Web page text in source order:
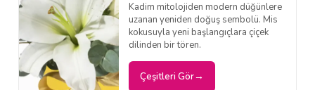
Kadim mitolojiden modern düğünlere
uzanan yeniden doğuş sembolü. Mis
kokusuyla yeni başlangıçlara çiçek
dilinden bir tören.
Çeşitleri Gör